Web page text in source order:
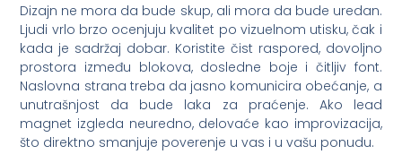
Dizajn ne mora da bude skup, ali mora da bude uredan.
Ljudi vrlo brzo ocenjuju kvalitet po vizuelnom utisku, čak i
kada je sadržaj dobar. Koristite čist raspored, dovoljno
prostora između blokova, dosledne boje i čitljiv font.
Naslovna strana treba da jasno komunicira obećanje, a
unutrašnjost da bude laka za praćenje. Ako lead
magnet izgleda neuredno, delovaće kao improvizacija,
što direktno smanjuje poverenje u vas i u vašu ponudu.